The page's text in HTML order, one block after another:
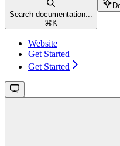
Search documentation...
⌘ K
Website
Get Started
Get Started